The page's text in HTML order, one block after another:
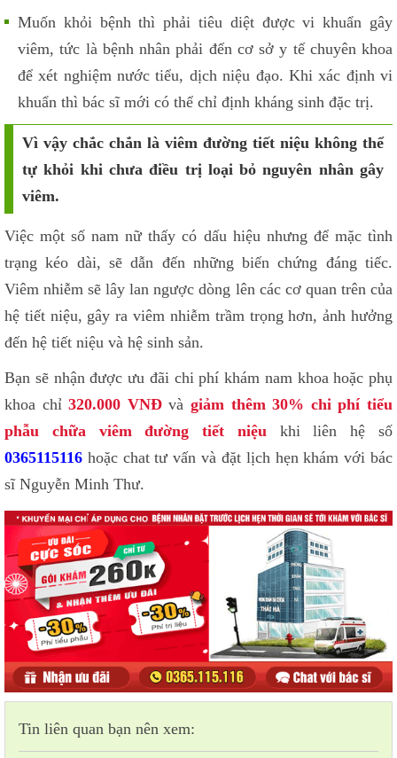
Muốn khỏi bệnh thì phải tiêu diệt được vi khuẩn gây
viêm, tức là bệnh nhân phải đến cơ sở y tế chuyên khoa
để xét nghiệm nước tiểu, dịch niệu đạo. Khi xác định vi
khuẩn thì bác sĩ mới có thể chỉ định kháng sinh đặc trị.
Vì vậy chắc chắn là viêm đường tiết niệu không thể
tự khỏi khi chưa điều trị loại bỏ nguyên nhân gây
viêm.
Việc một số nam nữ thấy có dấu hiệu nhưng để mặc tình
trạng kéo dài, sẽ dẫn đến những biến chứng đáng tiếc.
Viêm nhiễm sẽ lây lan ngược dòng lên các cơ quan trên của
hệ tiết niệu, gây ra viêm nhiễm trầm trọng hơn, ảnh hưởng
đến hệ tiết niệu và hệ sinh sản.
Bạn sẽ nhận được ưu đãi chi phí khám nam khoa hoặc phụ
khoa chỉ320.000 VNĐvàgiảm thêm 30% chi phí tiểu
phẫu chữa viêm đường tiết niệukhi liên hệ số
0365115116 hoặc chat tư vấn và đặt lịch hẹn khám với bác
sĩ Nguyễn Minh Thư.
Tin liên quan bạn nên xem: